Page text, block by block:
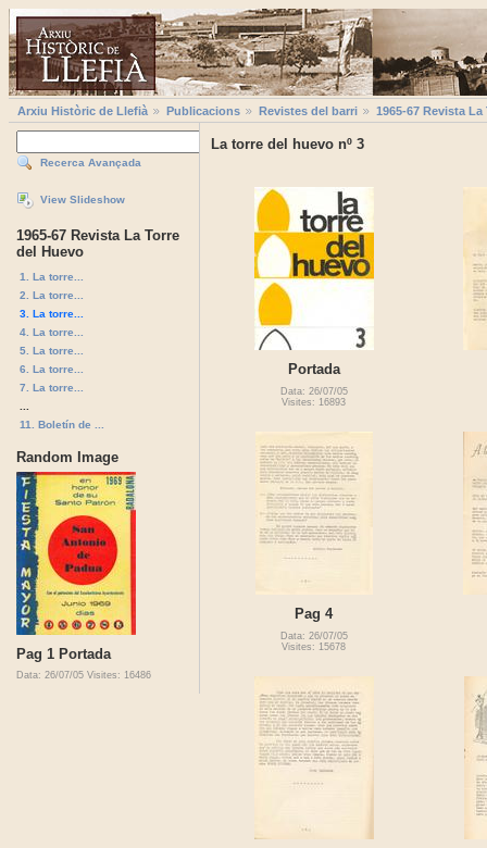
Arxiu Històric de Llefià Publicacions Revistes del barri 1965-67 Revista
Recerca Avançada
View Slideshow
1965-67 Revista La Torre
del Huevo
1. La torre...
2. La torre...
3. La torre...
4. La torre...
5. La torre...
6. La torre...
7. La torre...
11. Boletín de ...
Random Image
Pag 1 Portada
Data: 26/07/05 Visites: 16486
La torre del huevo nº 3
Portada
Data: 26/07/05
Visites: 16893
Pag 4
Data: 26/07/05
Visites: 15678